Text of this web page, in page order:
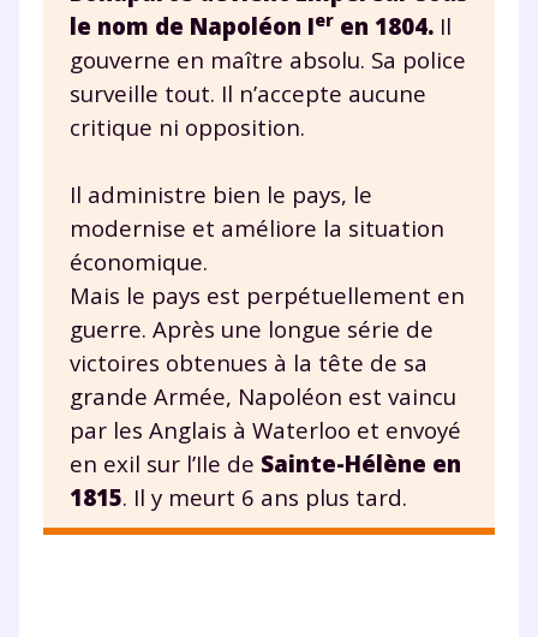
le nom de Napoléon Ier en 1804. Il
gouverne en maître absolu. Sa police
surveille tout. Il n’accepte aucune
critique ni opposition.
Il administre bien le pays, le
modernise et améliore la situation
économique.
Mais le pays est perpétuellement en
guerre. Après une longue série de
victoires obtenues à la tête de sa
grande Armée, Napoléon est vaincu
par les Anglais à Waterloo et envoyé
en exil sur l’Ile de Sainte-Hélène en
1815. Il y meurt 6 ans plus tard.
Envie de progresser
et de réussir votre
année scolaire ?